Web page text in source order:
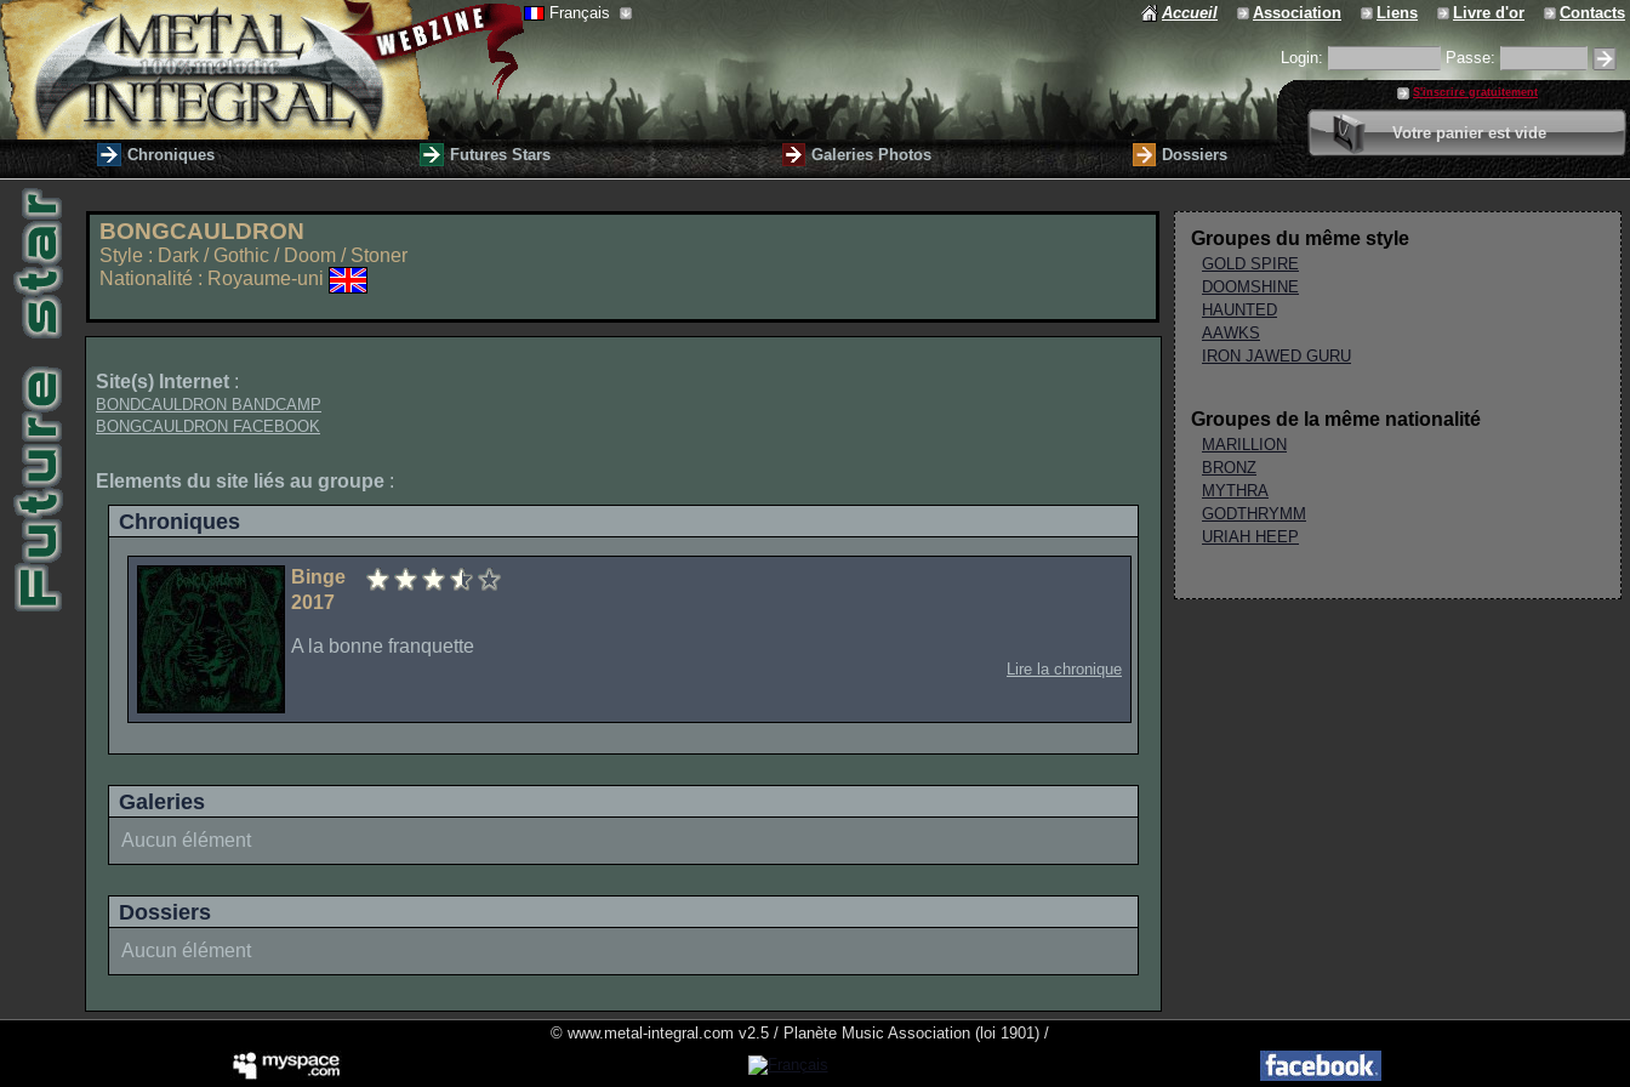
Français Accueil Association Liens Livre d'or Contacts
Login: Passe:
S'inscrire gratuitement
Votre panier est vide
0 article
Valider votre panier
Chroniques Futures Stars Galeries Photos Dossiers
BONGCAULDRON
Style : Dark / Gothic / Doom / Stoner
Nationalité : Royaume-uni
Groupes du même style
GOLD SPIRE
DOOMSHINE
HAUNTED
AAWKS
IRON JAWED GURU
Groupes de la même nationalité
MARILLION
BRONZ
MYTHRA
GODTHRYMM
URIAH HEEP
Site(s) Internet :
BONDCAULDRON BANDCAMP
BONGCAULDRON FACEBOOK
Elements du site liés au groupe :
Chroniques
Binge
2017
A la bonne franquette
Lire la chronique
Galeries
Aucun élément
Dossiers
Aucun élément
© www.metal-integral.com v2.5 / Planète Music Association (loi 1901) /